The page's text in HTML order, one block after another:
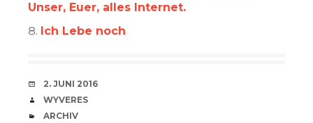
Unser, Euer, alles Internet.
Ich Lebe noch
VERABREDUNG
2. JUNI 2016
VERFASSER
WYVERES
CATEGORIES
ARCHIV